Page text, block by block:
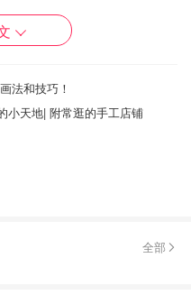
玩法和携程还有蜂窝之类
则就是不扎堆人群～ 不
法和技巧！
小天地| 附常逛的手工店铺
全部